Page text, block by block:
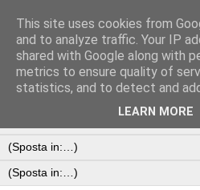
This site uses cookies from
and to analyze traffic. Your IP
shared with Google along with
metrics to ensure quality of
statistics, and to detect and
LEARN MORE